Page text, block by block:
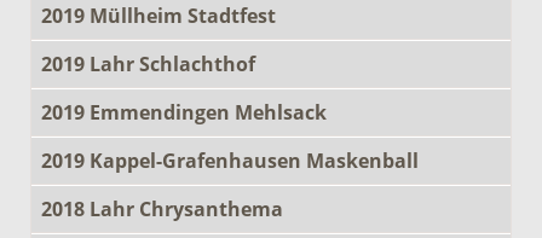
2019 Müllheim Stadtfest
2019 Lahr Schlachthof
2019 Emmendingen Mehlsack
2019 Kappel-Grafenhausen Maskenball
2018 Lahr Chrysanthema